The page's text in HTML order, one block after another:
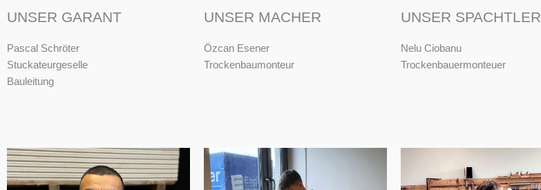
UNSER GARANT
Pascal Schröter
Stuckateurgeselle
Bauleitung
UNSER MACHER
Özcan Esener
Trockenbaumonteur
UNSER SPACHTLER
Nelu Ciobanu
Trockenbauermonteuer